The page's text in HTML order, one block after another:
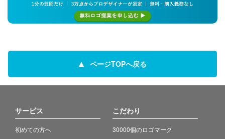
ページTOPへ戻る
サービス
初めての方へ
こだわり
30000個のロゴマーク